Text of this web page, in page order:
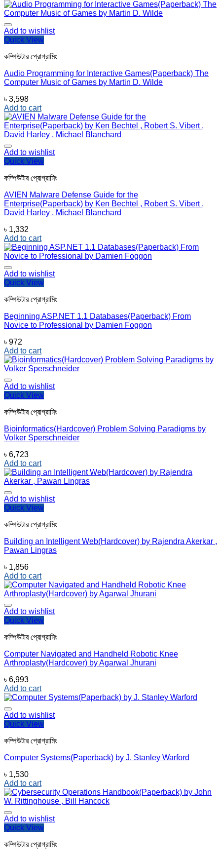
Add to wishlist
Quick View
কম্পিউটার প্রোগ্রামিং
Audio Programming for Interactive Games(Paperback) The
Computer Music of Games by Martin D. Wilde
৳ 3,598
Add to cart
Add to wishlist
Quick View
কম্পিউটার প্রোগ্রামিং
AVIEN Malware Defense Guide for the
Enterprise(Paperback) by Ken Bechtel , Robert S. Vibert ,
David Harley , Michael Blanchard
৳ 1,332
Add to cart
Add to wishlist
Quick View
কম্পিউটার প্রোগ্রামিং
Beginning ASP.NET 1.1 Databases(Paperback) From
Novice to Professional by Damien Foggon
৳ 972
Add to cart
Add to wishlist
Quick View
কম্পিউটার প্রোগ্রামিং
Bioinformatics(Hardcover) Problem Solving Paradigms by
Volker Sperschneider
৳ 6,723
Add to cart
Add to wishlist
Quick View
কম্পিউটার প্রোগ্রামিং
Building an Intelligent Web(Hardcover) by Rajendra Akerkar ,
Pawan Lingras
৳ 1,856
Add to cart
Add to wishlist
Quick View
কম্পিউটার প্রোগ্রামিং
Computer Navigated and Handheld Robotic Knee
Arthroplasty(Hardcover) by Agarwal Jhurani
৳ 6,993
Add to cart
Add to wishlist
Quick View
কম্পিউটার প্রোগ্রামিং
Computer Systems(Paperback) by J. Stanley Warford
৳ 1,530
Add to cart
Add to wishlist
Quick View
কম্পিউটার প্রোগ্রামিং